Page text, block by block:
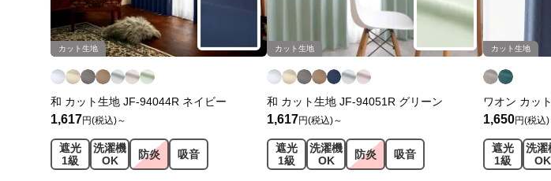
カット生地
和 カット生地 JF-94044R ネイビー
1,617円(税込)～
遮光
1級
洗濯機
OK
防炎 吸音
カット生地
和 カット生地 JF-94051R グリーン
1,617円(税込)～
遮光
1級
洗濯機
OK
防炎 吸音
カット生地
ワオン カッ
1,650円(税込)
遮光
1級
洗濯
OK